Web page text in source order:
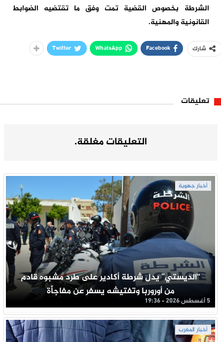
الشرطة بخصوص القضية تمت وفق ما تقتضيه الضوابط
القانونية والمهنية.
شارك Facebook
WhatsApp
Twitter
تعليقات
التعليقات مغلقة.
أخبار جهوية
“الديستي” يدل شرطة أكادير على طرد مشبوه قادم
من أوروربا وتفتيشه يسفر عن مفاجأة
5 أغسطس 2026 - 19:36
أخبار المغرب